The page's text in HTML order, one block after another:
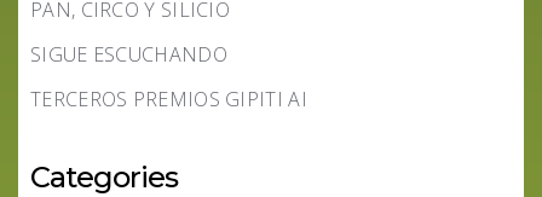
PAN, CIRCO Y SILICIO
SIGUE ESCUCHANDO
TERCEROS PREMIOS GIPITI AI
Categories